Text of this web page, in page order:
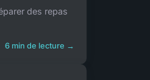
des repas
6 min de lecture →